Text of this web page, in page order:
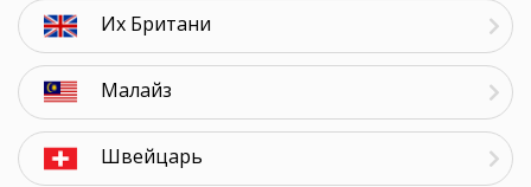
Их Британи
Малайз
Швейцарь